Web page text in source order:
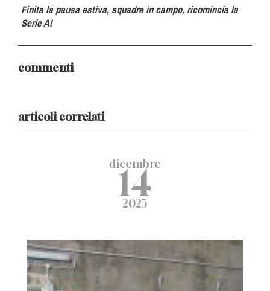
Finita la pausa estiva, squadre in campo, ricomincia la
Serie A!
commenti
articoli correlati
dicembre
14
2025